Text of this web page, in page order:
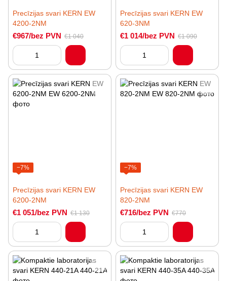
Precīzijas svari KERN EW
4200-2NM
€967/bez PVN €1 040
Precīzijas svari KERN EW
620-3NM
€1 014/bez PVN €1 090
−7%
Precīzijas svari KERN EW
6200-2NM
€1 051/bez PVN €1 130
−7%
Precīzijas svari KERN EW
820-2NM
€716/bez PVN €770